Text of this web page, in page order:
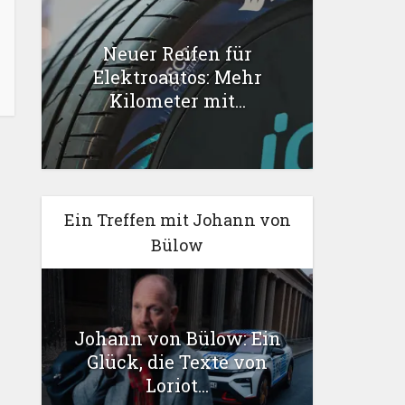
Neuer Reifen für
Elektroautos: Mehr
Kilometer mit...
Ein Treffen mit Johann von
Bülow
Johann von Bülow: Ein
Glück, die Texte von
Loriot...